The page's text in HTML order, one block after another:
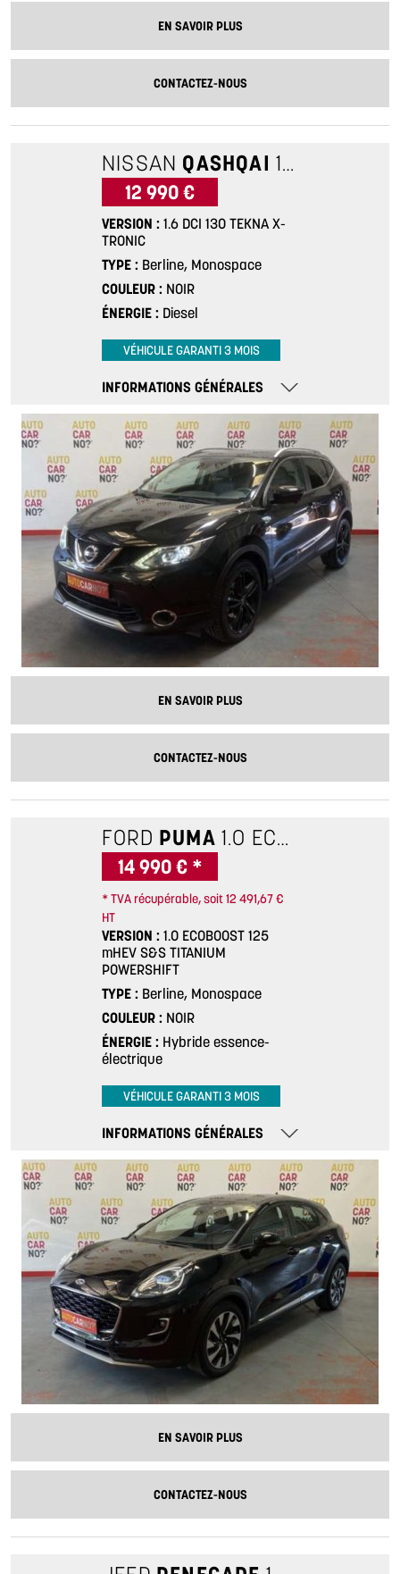
EN SAVOIR PLUS
CONTACTEZ-NOUS
NISSAN QASHQAI 1.6 DCI 130 TEKNA X-TRONIC
12 990 €
VERSION
1.6 DCI 130 TEKNA X-
TRONIC
TYPE
Berline, Monospace
COULEUR
NOIR
ÉNERGIE
Diesel
VÉHICULE GARANTI 3 MOIS
INFORMATIONS GÉNÉRALES
EN SAVOIR PLUS
CONTACTEZ-NOUS
FORD PUMA 1.0 ECOBOOST 125 MHEV S&S TITANIUM POWERSHIFT
14 990 € *
* TVA récupérable, soit 12 491,67 €
HT
VERSION
1.0 ECOBOOST 125
mHEV S&S TITANIUM
POWERSHIFT
TYPE
Berline, Monospace
COULEUR
NOIR
ÉNERGIE
Hybride essence-
électrique
VÉHICULE GARANTI 3 MOIS
INFORMATIONS GÉNÉRALES
EN SAVOIR PLUS
CONTACTEZ-NOUS